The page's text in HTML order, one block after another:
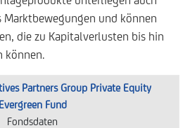
und können
die zu Kapitalverlusten bis hin
können.
Partners Group Private Equity
Evergreen Fund
Fondsdaten